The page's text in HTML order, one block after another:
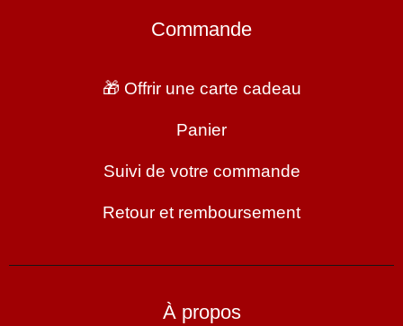
Commande
🎁 Offrir une carte cadeau
Panier
Suivi de votre commande
Retour et remboursement
À propos